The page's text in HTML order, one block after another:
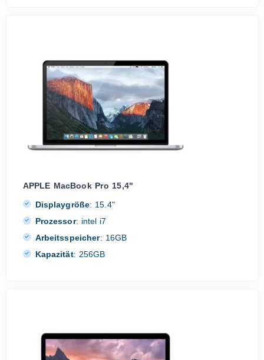
APPLE MacBook Pro 15,4"
Displaygröße: 15.4"
Prozessor: intel i7
Arbeitsspeicher: 16GB
Kapazität: 256GB